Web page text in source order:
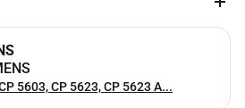
5603, CP 5623, CP 5623 A...